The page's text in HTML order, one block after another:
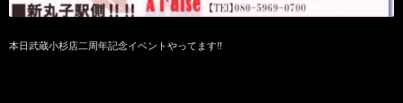
本日武蔵小杉店二周年記念イベントやってます‼